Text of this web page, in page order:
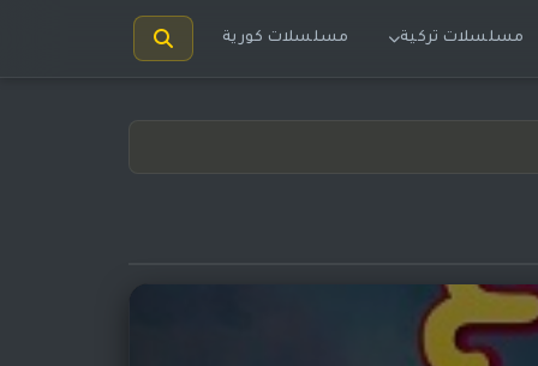
مسلسلات تركية مسلسلات كورية